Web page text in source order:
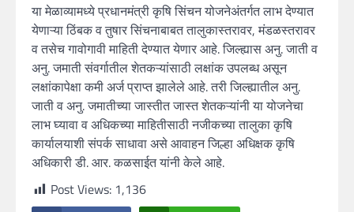
या मेळाव्यामध्ये प्रधानमंत्री कृषि सिंचन योजनेअंतर्गत लाभ देण्यात
येणाऱ्या ठिंबक व तुषार सिंचनाबाबत तालुकास्तरावर, मंडळस्तरावर
व तसेच गावोगावी माहिती देण्यात येणार आहे. जिल्ह्यास अनु. जाती व
अनु. जमाती संवर्गातील शेतकऱ्यांसाठी लक्षांक उपलब्ध असून
लक्षांकापेक्षा कमी अर्ज प्राप्त झालेले आहे. तरी जिल्ह्यातील अनु.
जाती व अनु. जमातीच्या जास्तीत जास्त शेतकऱ्यांनी या योजनेचा
लाभ घ्यावा व अधिकच्या माहितीसाठी नजीकच्या तालुका कृषि
कार्यालयाशी संपर्क साधावा असे आवाहन जिल्हा अधिक्षक कृषि
अधिकारी डी. आर. कळसाईत यांनी केले आहे.
Post Views: 1,136